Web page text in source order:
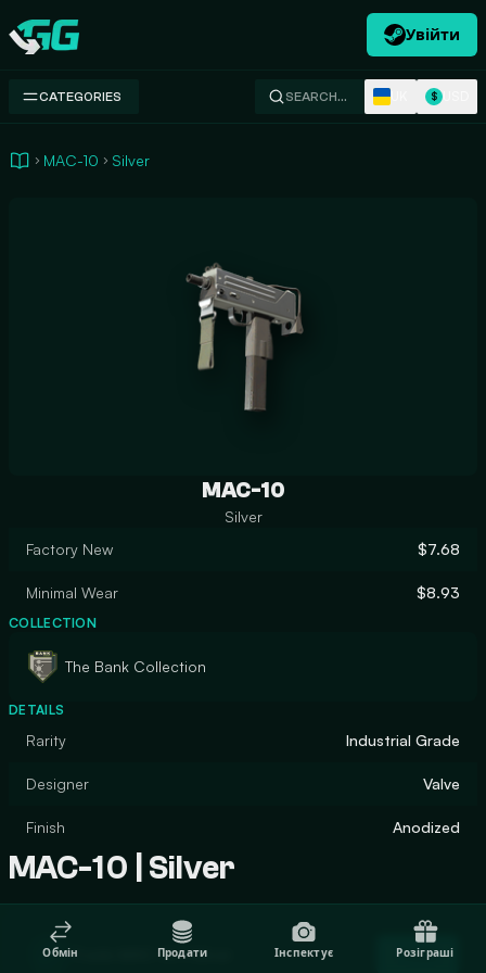
Swap.gg
Увійти
CATEGORIES SEARCH… $
MAC-10 Silver
MAC-10
Silver
Factory New
$7.68
Minimal Wear $8.93
COLLECTION
The Bank Collection
DETAILS
Rarity Industrial Grade
Designer Valve
Finish Anodized
MAC-10 | Silver
Trade MAC-10 | Silver Trade
Обмін Продати Інспектує Розіграші